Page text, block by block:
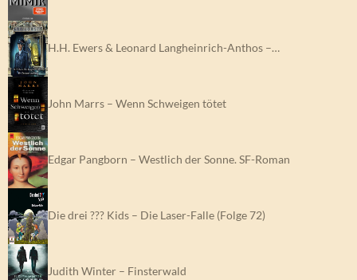
H.H. Ewers & Leonard Langheinrich-Anthos –…
John Marrs – Wenn Schweigen tötet
Edgar Pangborn – Westlich der Sonne. SF-Roman
Die drei ??? Kids – Die Laser-Falle (Folge 72)
Judith Winter – Finsterwald